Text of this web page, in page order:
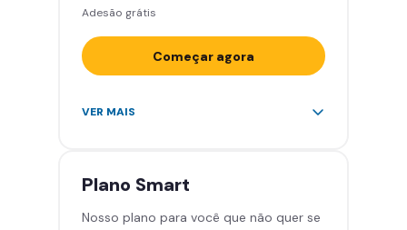
Adesão grátis
Começar agora
Acesso ilimitado a +2.000
Cadeira de massagem
Skeelo App (Audiobook)*
VER MAIS
Plano Smart
Nosso plano para você que não quer se